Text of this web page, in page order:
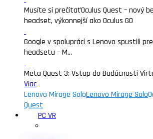
Musíte si prečítaťOculus Quest – nový
headset, výkonnejší ako Oculus GO
Google v spolupráci s Lenovo spustili
headsetu – M...
Meta Quest 3: Vstup do Budúcnosti
Viac
Lenovo Mirage SoloLenovo Mirage Solo
Quest
PC VR